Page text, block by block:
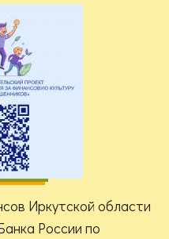
Иркутской области
России по